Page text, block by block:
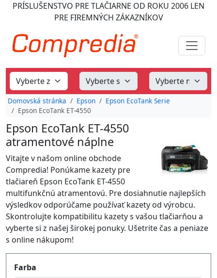
PRÍSLUŠENSTVO PRE TLAČIARNE OD ROKU 2006 LEN
PRE FIREMNÝCH ZÁKAZNÍKOV
Domovská stránka Epson
Epson EcoTank Serie
Epson EcoTank ET-4550
Epson EcoTank ET-4550
atramentové náplne
Vitajte v našom online obchode
Compredia! Ponúkame kazety pre
tlačiareň Epson EcoTank ET-4550
multifunkčnú atramentovú. Pre dosiahnutie najlepších
výsledkov odporúčame používať kazety od výrobcu.
Skontrolujte kompatibilitu kazety s vašou tlačiarňou a
vyberte si z našej širokej ponuky. Ušetrite čas a peniaze
s online nákupom!
Produktfilter
Farba